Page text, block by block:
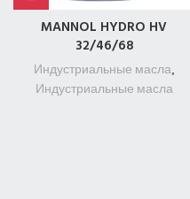
MANNOL HYDRO HV
32/46/68
Индустриальные масла,
Индустриальные масла